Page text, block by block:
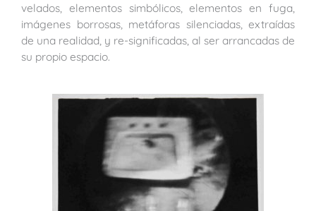
velados, elementos simbólicos, elementos en fuga,
imágenes borrosas, metáforas silenciadas, extraídas
de una realidad, y re-significadas, al ser arrancadas de
su propio espacio.